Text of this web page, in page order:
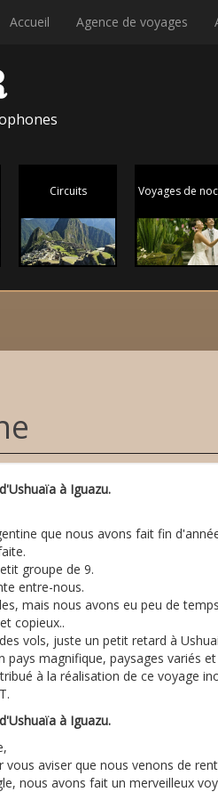
Accueil Agence de voyages
Circuits Voyages de
à Iguazu.
que nous avons fait fin
groupe de 9.
entre-nous.
mais nous avons eu peu de
copieux..
vols, juste un petit retard à
pays magnifique, paysages variés
à la réalisation de ce voyage
à Iguazu.
vous aviser que nous venons de
nous avons fait un merveilleux